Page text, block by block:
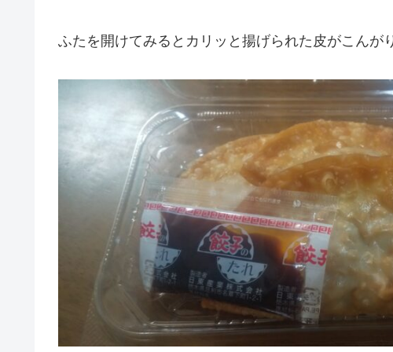
ふたを開けてみるとカリッと揚げられた皮がこんが